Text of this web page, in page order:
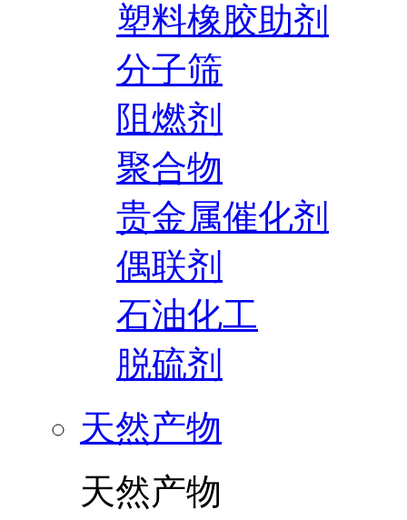
塑料橡胶助剂
分子筛
阻燃剂
聚合物
贵金属催化剂
偶联剂
石油化工
脱硫剂
天然产物
天然产物